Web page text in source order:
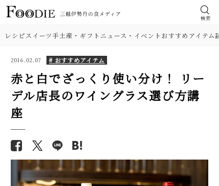
検索
レシピスイーツ手土産・ギフト ニュース・イベントおすすめアイテム
2016.02.07 # おすすめアイテム
赤と白でざっくり使い分け！ リー
デル店長のワイングラス選び方講
座